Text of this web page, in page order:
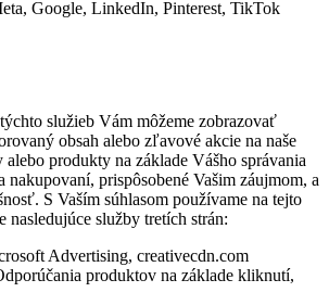
Google, LinkedIn, Pinterest, TikTok
služieb Vám môžeme zobrazovať
obsah alebo zľavové akcie na naše
alebo produkty na základe Vášho správania
nakupovaní, prispôsobené Vašim záujmom, a
S Vaším súhlasom používame na tejto
nasledujúce služby tretích strán:
Advertising, creativecdn.com
produktov na základe kliknutí,